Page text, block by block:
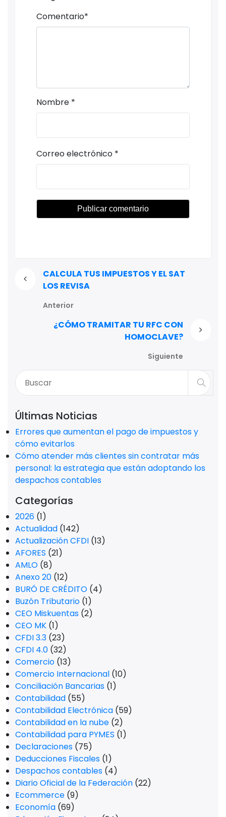
Comentario*
Nombre *
Correo electrónico *
CALCULA TUS IMPUESTOS Y EL SAT
LOS REVISA
Anterior
¿CÓMO TRAMITAR TU RFC CON
HOMOCLAVE?
Siguiente
Últimas Noticias
Errores que aumentan el pago de impuestos y
cómo evitarlos
Cómo atender más clientes sin contratar más
personal: la estrategia que están adoptando los
despachos contables
Categorías
2026 (1)
Actualidad (142)
Actualización CFDI (13)
AFORES (21)
AMLO (8)
Anexo 20 (12)
BURÓ DE CRÉDITO (4)
Buzón Tributario (1)
CEO Miskuentas (2)
CEO MK (1)
CFDI 3.3 (23)
CFDI 4.0 (32)
Comercio (13)
Comercio Internacional (10)
Conciliación Bancarias (1)
Contabilidad (55)
Contabilidad Electrónica (59)
Contabilidad en la nube (2)
Contabilidad para PYMES (1)
Declaraciones (75)
Deducciones Fiscales (1)
Despachos contables (4)
Diario Oficial de la Federación (22)
Ecommerce (9)
Economía (69)